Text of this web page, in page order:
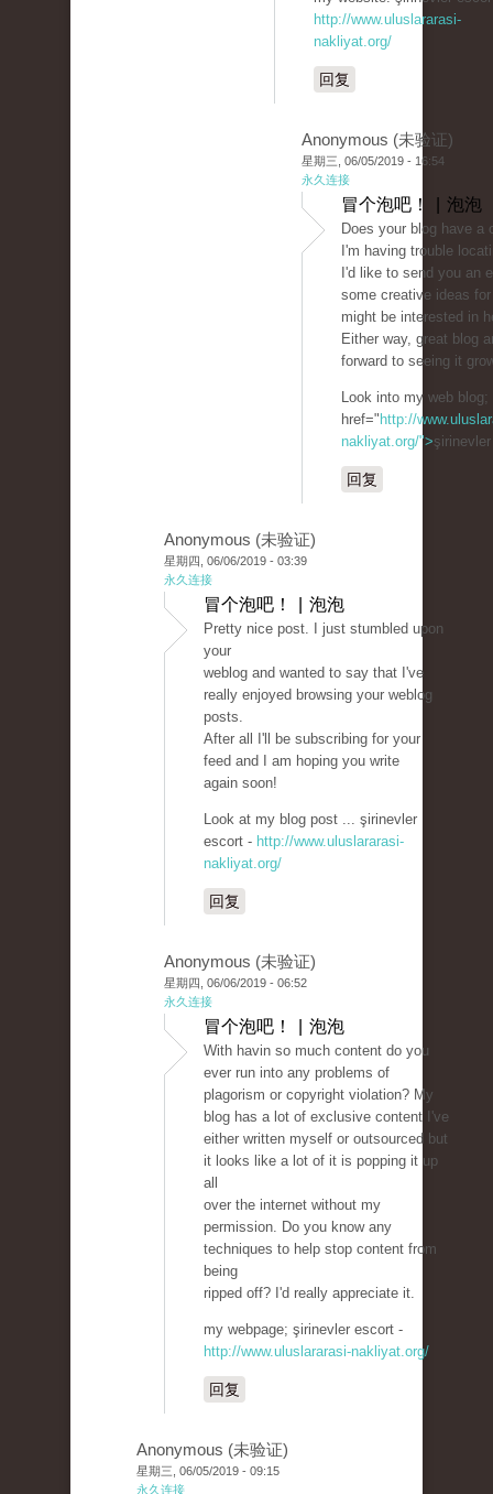
http://www.uluslararasi-
nakliyat.org/
回复
Anonymous (未验证)
星期三, 06/05/2019 - 16:54
永久连接
冒个泡吧！ | 泡泡
Does your blog have a
I'm having trouble
I'd like to send you an
some creative ideas
might be interested in
Either way, great blog
forward to seeing it
Look into my web blog;
href=" http://
nakliyat.org/">
回复
Anonymous (未验证)
星期四, 06/06/2019 - 03:39
永久连接
冒个泡吧！ | 泡泡
Pretty nice post. I just stumbled upon
your
weblog and wanted to say that I've
really enjoyed browsing your weblog
posts.
After all I'll be subscribing for your
feed and I am hoping you write
again soon!
Look at my blog post ... şirinevler
escort - http://www.uluslararasi-
nakliyat.org/
回复
Anonymous (未验证)
星期四, 06/06/2019 - 06:52
永久连接
冒个泡吧！ | 泡泡
With havin so much content do you
ever run into any problems of
plagorism or copyright violation? My
blog has a lot of exclusive content I've
either written myself or outsourced but
it looks like a lot of it is popping it up
all
over the internet without my
permission. Do you know any
techniques to help stop content from
being
ripped off? I'd really appreciate it.
my webpage; şirinevler escort -
http://www.uluslararasi-nakliyat.org/
回复
Anonymous (未验证)
星期三, 06/05/2019 - 09:15
永久连接